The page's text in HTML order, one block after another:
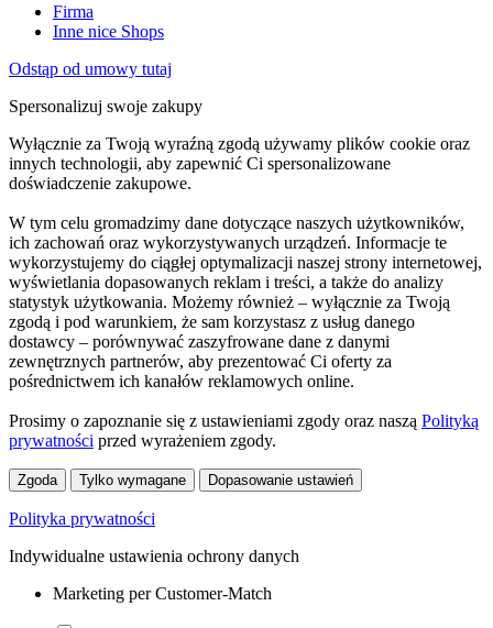
Firma
Inne nice Shops
Odstąp od umowy tutaj
Spersonalizuj swoje zakupy
Wyłącznie za Twoją wyraźną zgodą używamy plików cookie oraz
innych technologii, aby zapewnić Ci spersonalizowane
doświadczenie zakupowe.
W tym celu gromadzimy dane dotyczące naszych użytkowników,
ich zachowań oraz wykorzystywanych urządzeń. Informacje te
wykorzystujemy do ciągłej optymalizacji naszej strony internetowej,
wyświetlania dopasowanych reklam i treści, a także do analizy
statystyk użytkowania. Możemy również – wyłącznie za Twoją
zgodą i pod warunkiem, że sam korzystasz z usług danego
dostawcy – porównywać zaszyfrowane dane z danymi
zewnętrznych partnerów, aby prezentować Ci oferty za
pośrednictwem ich kanałów reklamowych online.
Prosimy o zapoznanie się z ustawieniami zgody oraz naszą Polityką
prywatności przed wyrażeniem zgody.
Zgoda Tylko wymagane Dopasowanie ustawień
Polityka prywatności
Indywidualne ustawienia ochrony danych
Marketing per Customer-Match